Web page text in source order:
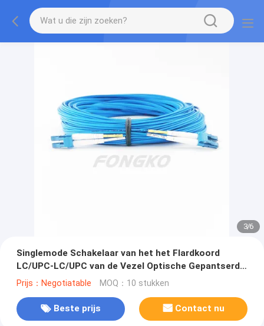
3/6
Singlemode Schakelaar van het het Flardkoord
LC/UPC-LC/UPC van de Vezel Optische Gepantserde
Vlecht
Prijs：Negotiatable MOQ：10 stukken
Beste prijs Contact nu